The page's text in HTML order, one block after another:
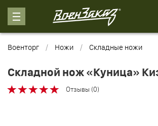
Военторг Ножи Складные ножи
Складной нож «Куница»
Отзывы (0)